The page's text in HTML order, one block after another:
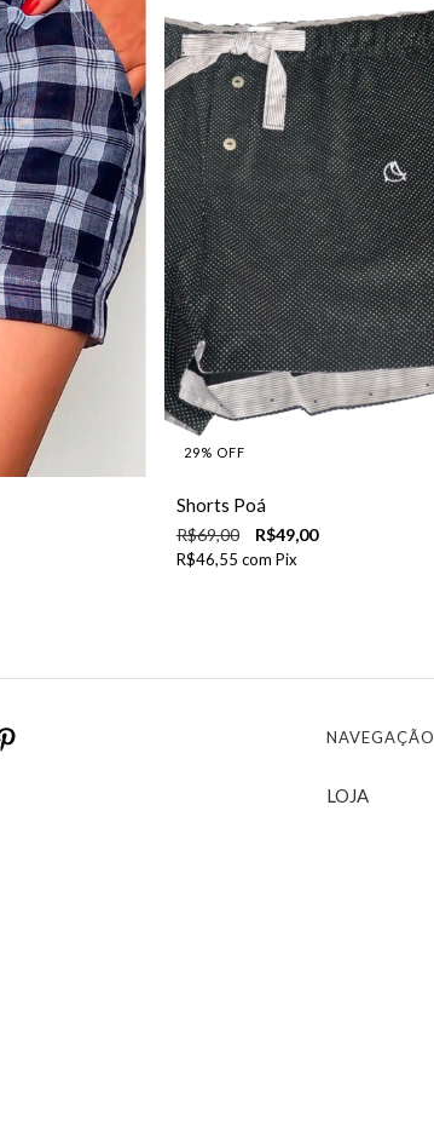
29% OFF
Shorts Poá
R$69,00 R$49,00
R$46,55 com Pix
NAVEGAÇÃO
LOJA